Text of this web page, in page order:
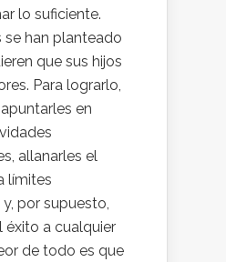
lo suficiente.
se han planteado
que sus hijos
Para lograrlo,
en
allanarles el
límites
por supuesto,
éxito a cualquier
de todo es que